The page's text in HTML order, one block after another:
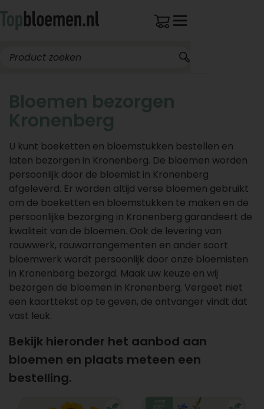
Bloemen bezorgen
Kronenberg
U kunt boeketten en bloemstukken bestellen en
laten bezorgen in Kronenberg. De bloemen worden
persoonlijk door de bloemist in Kronenberg
afgeleverd. Er worden altijd verse bloemen gebruikt
om de boeketten en bloemstukken te maken en de
persoonlijke bezorging in Kronenberg garandeert de
kwaliteit van de bloemen. Ook de levering van
rouwwerk, rouwarrangementen en ander soort
bloemwerk wordt persoonlijk door onze bloemisten
in Kronenberg bezorgd. Maak uw keuze en wij
bezorgen de bloemen in Kronenberg. Vergeet niet
een kaarttekst op te geven, de ontvanger vindt dat
vast leuk.
Bekijk hieronder het aanbod aan
bloemen en plaats meteen een
bestelling.